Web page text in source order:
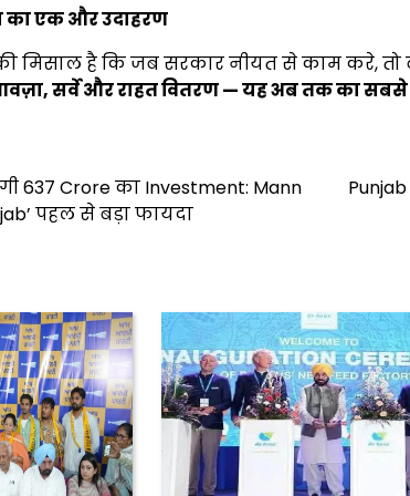
एक और उदाहरण
की मिसाल है कि जब सरकार नीयत से काम करे,
,सर्वे और राहत वितरण—यह अब तक का सबसे
637 Crore का Investment: Mann
पहल से बड़ा फायदा